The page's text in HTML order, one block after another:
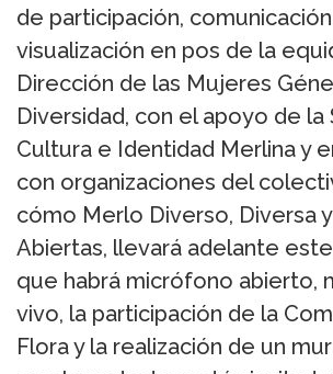
de participación,
visualización en pos de la
Dirección de las Mujeres
Diversidad, con el apoyo de la
Cultura e Identidad Merlina y
con organizaciones del
cómo Merlo Diverso, Diversa
Abiertas, llevará adelante
que habrá micrófono abierto,
vivo, la participación de la
Flora y la realización de un